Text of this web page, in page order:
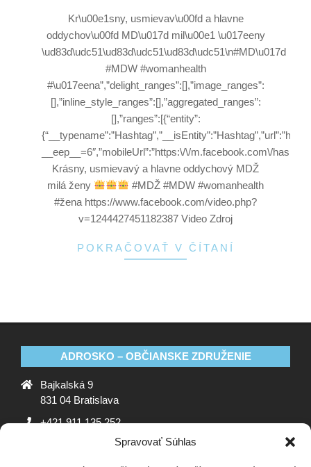
Spravovať Súhlas
Kr\u00e1sny, usmievav\u00fd a hlavne
oddychov\u00fd MD\u017d mil\u00e1 \u017eeny
\ud83d\udc51\ud83d\udc51\ud83d\udc51\n#MD\u017d
#MDW #womanhealth
#\u017eena”,”delight_ranges”:[],”image_ranges”:
[],”inline_style_ranges”:[],”aggregated_ranges”:
[],”ranges”:[{“entity”:
__eep__=6″,”mobileUrl”:”https:\/\/m.facebook.com\/
Krásny, usmievavý a hlavne oddychový MDŽ
milá ženy
#MDŽ #MDW #womanhealth
#žena https://www.facebook.com/video.php?
v=1244427451182387 Video Zdroj
POKRAČOVAŤ V ČÍTANÍ
ADROSKO – OBČIANSKE ZDRUŽENIE
Bajkalská 9
831 04 Bratislava
+421 911 135 252